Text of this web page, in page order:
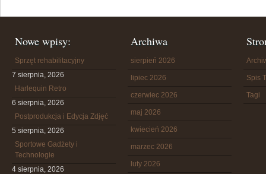
Nowe wpisy:
Sprzęt rehabilitacyjny
7 sierpnia, 2026
Harlequin Retro
6 sierpnia, 2026
Postprodukcja i Edycja Zdjęć
5 sierpnia, 2026
Sportowe Gadżety i
Technologie
4 sierpnia, 2026
Archiwa
sierpień 2026
lipiec 2026
czerwiec 2026
maj 2026
kwiecień 2026
marzec 2026
luty 2026
Spis
Tagi